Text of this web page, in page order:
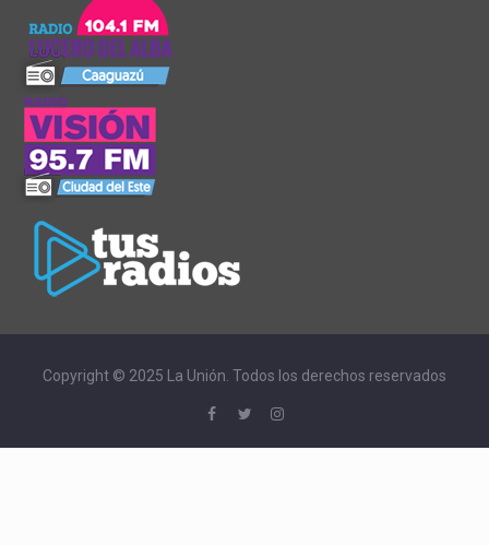
Copyright © 2025 La Unión. Todos los derechos reservados